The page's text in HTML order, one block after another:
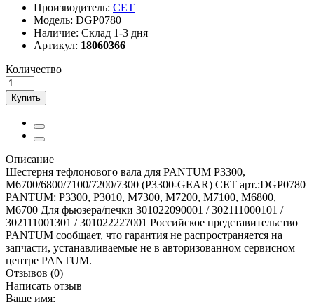
Производитель: CET
Модель: DGP0780
Наличие: Склад 1-3 дня
Артикул: 18060366
Количество
Купить
Описание
Шестерня тефлонового вала для PANTUM P3300,
M6700/6800/7100/7200/7300 (P3300-GEAR) CET арт.:DGP0780
PANTUM: P3300, P3010, M7300, M7200, M7100, M6800,
M6700 Для фьюзера/печки 301022090001 / 302111000101 /
302111001301 / 301022227001 Российское представительство
PANTUM сообщает, что гарантия не распространяется на
запчасти, устанавливаемые не в авторизованном сервисном
центре PANTUM.
Отзывов (0)
Написать отзыв
Ваше имя: